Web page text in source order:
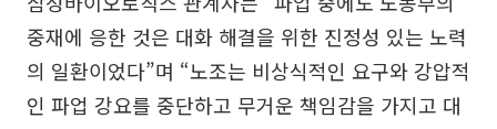
중재에 응한 것은 대화 해결을 위한 진정성 있는 노력
의 일환이었다”며 “노조는 비상식적인 요구와 강압적
인 파업 강요를 중단하고 무거운 책임감을 가지고 대